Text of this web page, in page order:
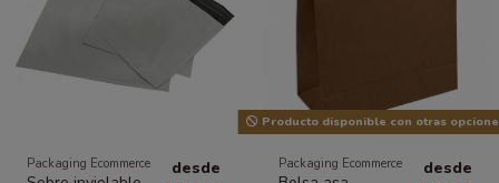
Packaging Ecommerce desde
Producto disponible con otras
Packaging Ecommerce desde